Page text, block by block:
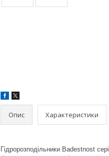
Опис Характеристики
Гідророзподільники Badestnost